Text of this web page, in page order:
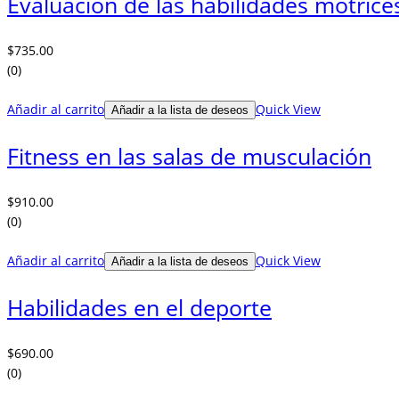
$735.00
(0)
Añadir al carrito Añadir a la lista de deseos Quick View
Fitness en las salas de musculación
$910.00
(0)
Añadir al carrito Añadir a la lista de deseos Quick View
Habilidades en el deporte
$690.00
(0)